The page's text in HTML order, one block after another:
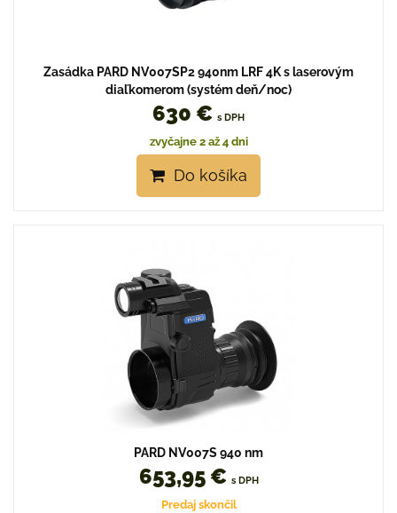
Zasádka PARD NV007SP2 940nm LRF 4K s laserovým
diaľkomerom (systém deň/noc)
630 € s DPH
zvyčajne 2 až 4 dni
Do košíka
PARD NV007S 940 nm
653,95 € s DPH
Predaj skončil